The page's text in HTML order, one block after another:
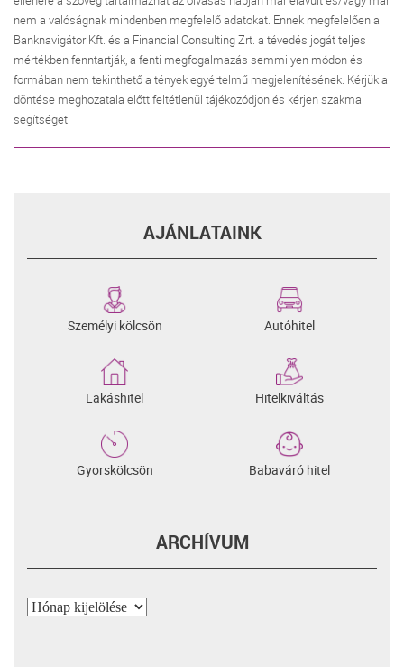
nem a valóságnak mindenben megfelelő adatokat. Ennek megfelelően a
Banknavigátor Kft. és a Financial Consulting Zrt. a tévedés jogát teljes
mértékben fenntartják, a fenti megfogalmazás semmilyen módon és
formában nem tekinthető a tények egyértelmű megjelenítésének. Kérjük a
döntése meghozatala előtt feltétlenül tájékozódjon és kérjen szakmai
segítséget.
AJÁNLATAINK
Személyi kölcsön Autóhitel
Lakáshitel Hitelkiváltás
Gyorskölcsön Babaváró hitel
ARCHÍVUM
Archívum